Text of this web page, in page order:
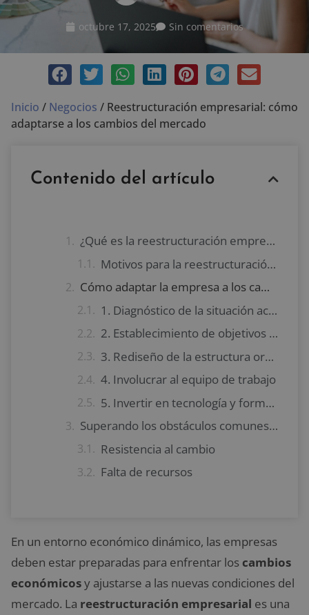
octubre 17, 2025 Sin comentarios
Inicio / Negocios / Reestructuración empresarial: cómo
adaptarse a los cambios del mercado
Contenido del artículo
¿Qué es la reestructuración empresarial?
Motivos para la reestructuración empresarial
Cómo adaptar la empresa a los cambios del mercado
1. Diagnóstico de la situación actual
2. Establecimiento de objetivos claros
3. Rediseño de la estructura organizativa
4. Involucrar al equipo de trabajo
5. Invertir en tecnología y formación
Superando los obstáculos comunes en la reestructuración empresarial
Resistencia al cambio
Falta de recursos
En un entorno económico dinámico, las empresas
deben estar preparadas para enfrentar los cambios
económicosy ajustarse a las nuevas condiciones del
mercado. La reestructuración empresarial es una